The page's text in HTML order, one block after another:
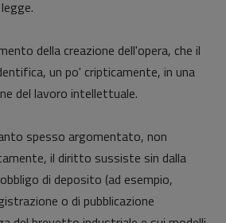
della creazione dell'opera, che il
un po' cripticamente, in una
del lavoro intellettuale.
spesso argomentato, non
il diritto sussiste sin dalla
di deposito (ad esempio,
o di pubblicazione